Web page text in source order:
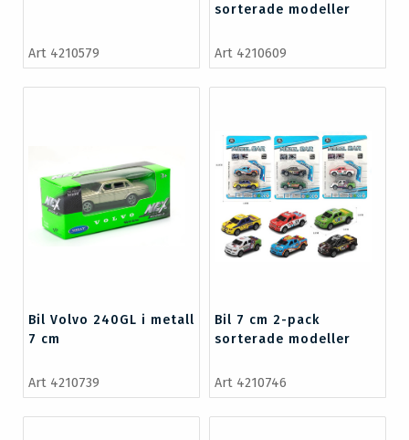
Art 4210579
sorterade modeller
Art 4210609
Bil Volvo 240GL i metall
7 cm
Art 4210739
Bil 7 cm 2-pack
sorterade modeller
Art 4210746